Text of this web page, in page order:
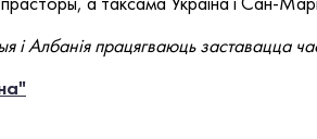
Албанія працягваюць заставацца